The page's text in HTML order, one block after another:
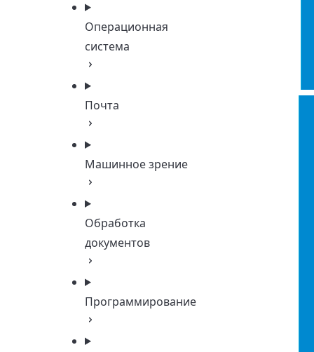
Операционная
система
Почта
Машинное зрение
Обработка
документов
Программирование